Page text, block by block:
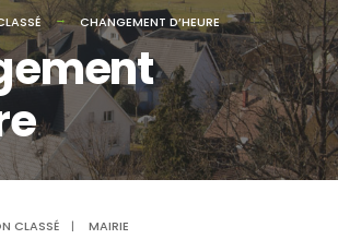
CHANGEMENT D’HEURE
CLASSÉ | MAIRIE